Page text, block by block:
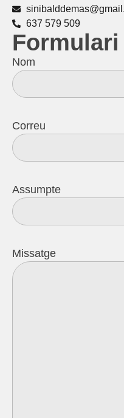
637 579 509
Nom
Correu
Assumpte
Missatge